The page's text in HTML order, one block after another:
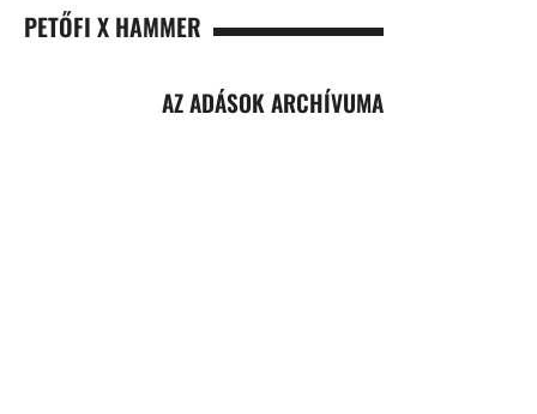
PETŐFI X HAMMER
AZ ADÁSOK ARCHÍVUMA